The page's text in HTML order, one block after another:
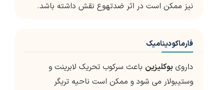
نیز ممکن است در اثر ضدتهوع نقش داشته باشد.
فارماکودینامیک
داروی بوکلیزین باعث سرکوب تحریک لابرینت و
وستیبولار می شود و ممکن است ناحیه تریگر